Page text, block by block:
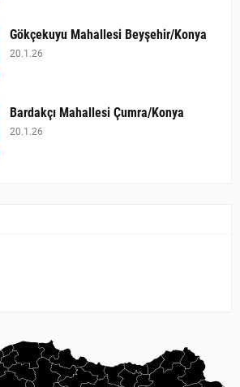
Gökçekuyu Mahallesi Beyşehir/Konya
20.1.26
Bardakçı Mahallesi Çumra/Konya
20.1.26